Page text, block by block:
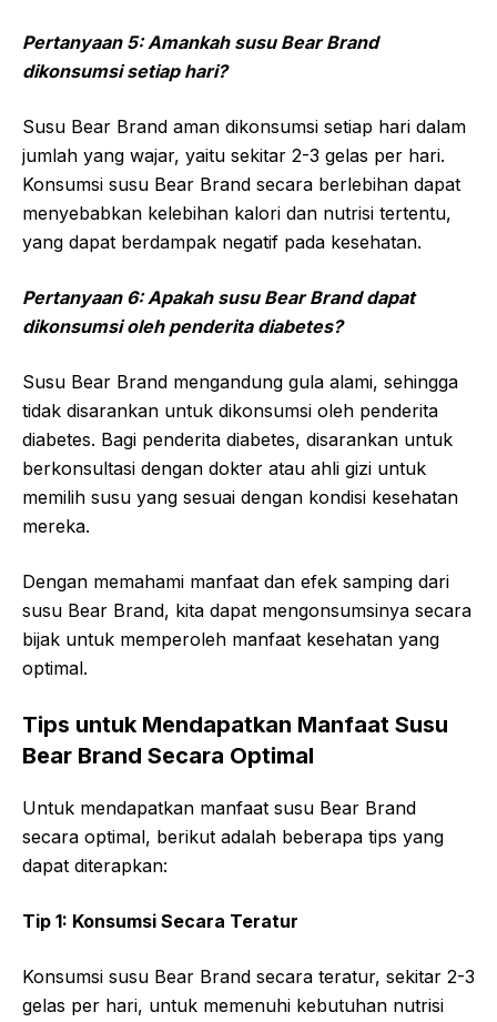
Pertanyaan 5: Amankah susu Bear Brand
dikonsumsi setiap hari?
Susu Bear Brand aman dikonsumsi setiap hari dalam
jumlah yang wajar, yaitu sekitar 2-3 gelas per hari.
Konsumsi susu Bear Brand secara berlebihan dapat
menyebabkan kelebihan kalori dan nutrisi tertentu,
yang dapat berdampak negatif pada kesehatan.
Pertanyaan 6: Apakah susu Bear Brand dapat
dikonsumsi oleh penderita diabetes?
Susu Bear Brand mengandung gula alami, sehingga
tidak disarankan untuk dikonsumsi oleh penderita
diabetes. Bagi penderita diabetes, disarankan untuk
berkonsultasi dengan dokter atau ahli gizi untuk
memilih susu yang sesuai dengan kondisi kesehatan
mereka.
Dengan memahami manfaat dan efek samping dari
susu Bear Brand, kita dapat mengonsumsinya secara
bijak untuk memperoleh manfaat kesehatan yang
optimal.
Tips untuk Mendapatkan Manfaat Susu
Bear Brand Secara Optimal
Untuk mendapatkan manfaat susu Bear Brand
secara optimal, berikut adalah beberapa tips yang
dapat diterapkan:
Tip 1: Konsumsi Secara Teratur
Konsumsi susu Bear Brand secara teratur, sekitar 2-3
gelas per hari, untuk memenuhi kebutuhan nutrisi